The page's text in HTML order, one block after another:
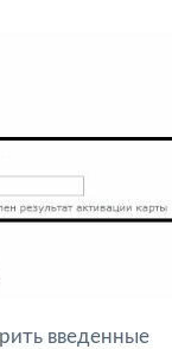
введенные